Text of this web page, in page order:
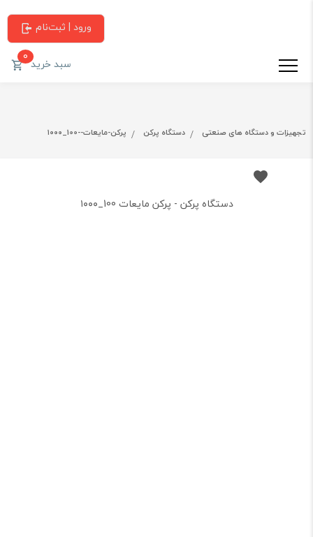
ورود | ثبت‌نام
سبد خرید0
تجهیزات و دستگاه های صنعتی دستگاه پرکن پرکن-مایعات--100_۱۰۰۰
دستگاه پرکن - پرکن مایعات 100_۱۰۰۰